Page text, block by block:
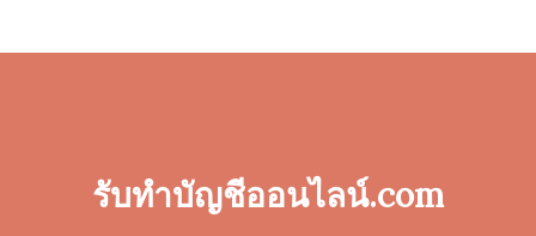
รับทำบัญชีออนไลน์.com